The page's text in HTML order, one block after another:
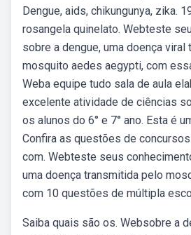
Dengue, aids, chikungunya, zika.
rosangela quinelato. Webteste
sobre a dengue, uma doença viral
mosquito aedes aegypti, com
Weba equipe tudo sala de aula
excelente atividade de ciências
os alunos do 6° e 7° ano. Esta é
Confira as questões de
com. Webteste seus
uma doença transmitida pelo
com 10 questões de múltipla
Saiba quais são os. Websobre a